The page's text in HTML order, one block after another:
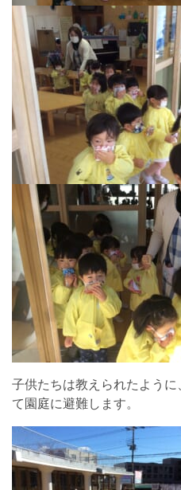
子供たちは教えられたよう
て園庭に避難します。